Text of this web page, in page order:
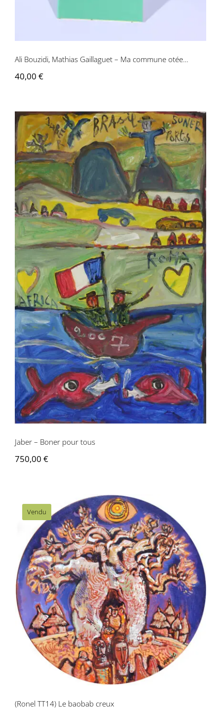
Ali Bouzidi, Mathias Gaillaguet – Ma commune otée…
40,00 €
Jaber – Boner pour tous
Jaber – Boner pour tous
750,00 €
Vendu
(Ronel TT14) Le baobab creux
(Ronel TT14) Le baobab creux